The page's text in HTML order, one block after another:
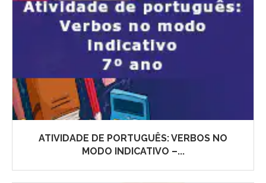
ATIVIDADE DE PORTUGUÊS: VERBOS NO
MODO INDICATIVO –...